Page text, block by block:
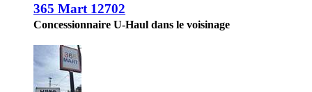
365 Mart 12702
Concessionnaire U-Haul dans le voisinage